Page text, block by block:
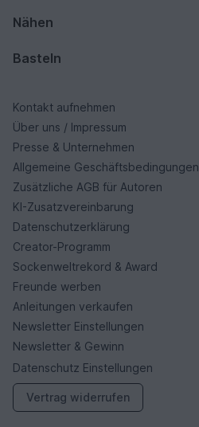
Nähen
Basteln
Kontakt aufnehmen
Über uns / Impressum
Presse & Unternehmen
Allgemeine Geschäftsbedingungen
Zusätzliche AGB für Autoren
KI-Zusatzvereinbarung
Datenschutzerklärung
Creator-Programm
Sockenweltrekord & Award
Freunde werben
Anleitungen verkaufen
Newsletter Einstellungen
Newsletter & Gewinn
Datenschutz Einstellungen
Vertrag widerrufen